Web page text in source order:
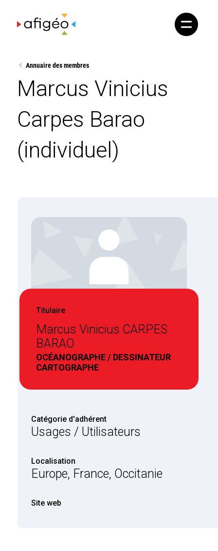
content
Annuaire des membres
Marcus Vinicius
Carpes Barao
(individuel)
Titulaire
Marcus Vinicius CARPES
BARAO
OCÉANOGRAPHE / DESSINATEUR
CARTOGRAPHE
Catégorie d'adhérent
Usages / Utilisateurs
Localisation
Europe, France, Occitanie
Site web